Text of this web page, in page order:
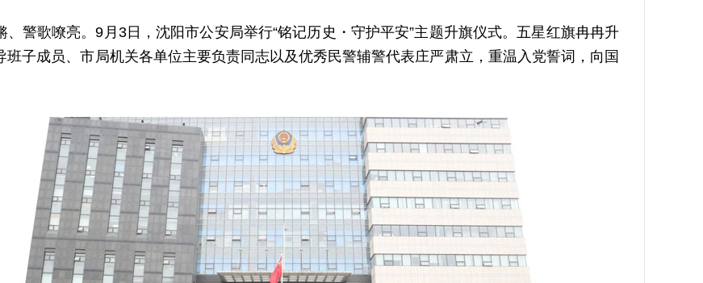
歌嘹亮。9月3日，沈阳市公安局举行“铭记历史・守护平安”主题升旗仪式。五星红旗冉冉升
班子成员、市局机关各单位主要负责同志以及优秀民警辅警代表庄严肃立，重温入党誓词，向国